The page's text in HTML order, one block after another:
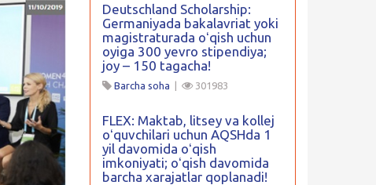
Deutschland Scholarship:
Germaniyada bakalavriat yoki
magistraturada oʻqish uchun
oyiga 300 yevro stipendiya;
joy – 150 tagacha!
Barcha soha 301983
FLEX: Maktab, litsey va kollej
oʻquvchilari uchun AQSHda 1
yil davomida oʻqish
imkoniyati; oʻqish davomida
barcha xarajatlar qoplanadi!